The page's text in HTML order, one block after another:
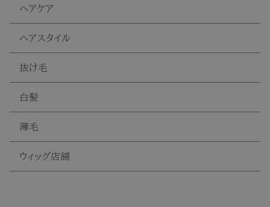
ヘアケア
ヘアスタイル
抜け毛
白髪
薄毛
ウィッグ店舗